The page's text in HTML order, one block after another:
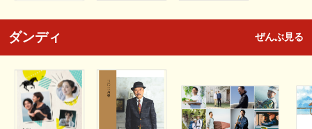
ダンディ ぜんぶ見る